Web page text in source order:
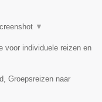
▼
voor individuele reizen en
Groepsreizen naar